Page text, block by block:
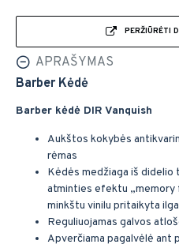
PERŽIŪRĖTI
APRAŠYMAS
Barber Kėdė
Barber kėdė DIR Vanquish
Aukštos kokybės
rėmas
Kėdės medžiaga iš
atminties efektu „memory
minkštu vinilu pritaikyta
Reguliuojamas galvos
Apverčiama pagalvėlė ant